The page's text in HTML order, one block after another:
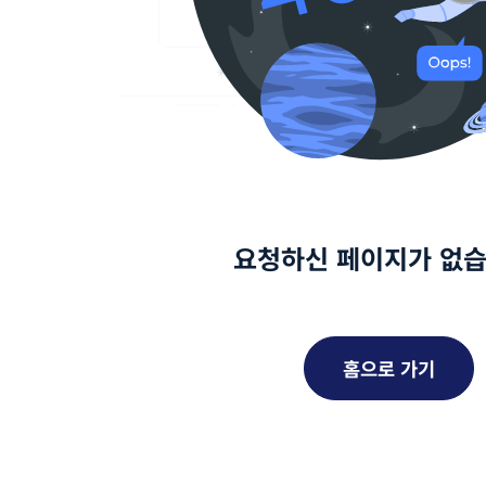
요청하신 페이지가 없
홈으로 가기